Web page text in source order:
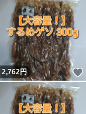
いいね！
2,762円